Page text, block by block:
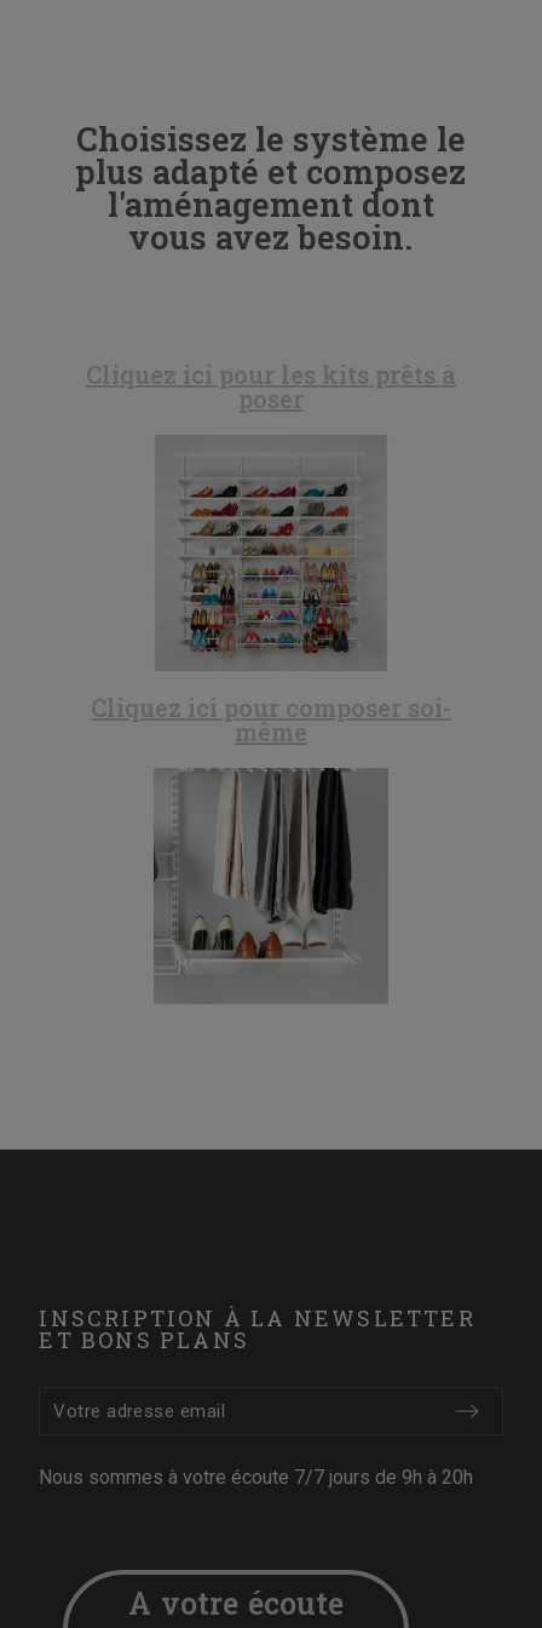
Choisissez le système le
plus adapté et composez
l'aménagement dont
vous avez besoin.
Cliquez ici pour les kits prêts à
poser​
Cliquez ici pour composer soi-
même​
INSCRIPTION À LA NEWSLETTER
ET BONS PLANS
Nous sommes à votre écoute 7/7 jours de 9h à 20h
A votre écoute